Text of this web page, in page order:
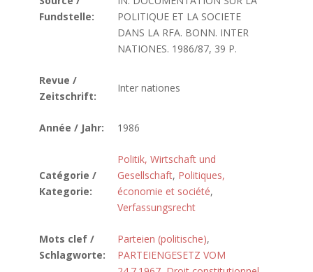
Fundstelle:
POLITIQUE ET LA SOCIETE
DANS LA RFA. BONN. INTER
NATIONES. 1986/87, 39 P.
Revue /
Zeitschrift:
Inter nationes
Année / Jahr: 1986
Catégorie /
Kategorie:
Politik, Wirtschaft und
Gesellschaft, Politiques,
économie et société,
Verfassungsrecht
Mots clef /
Schlagworte:
Parteien (politische),
PARTEIENGESETZ VOM